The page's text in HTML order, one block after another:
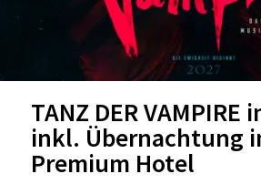
Stadtführungen
Tickets
Erlebnisse
Essen
Wein
Kultur
Feste &
TANZ DER
inkl. Übernachtung
Premium Hotel